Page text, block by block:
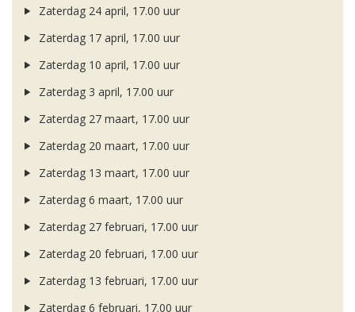
Zaterdag 24 april, 17.00 uur
Zaterdag 17 april, 17.00 uur
Zaterdag 10 april, 17.00 uur
Zaterdag 3 april, 17.00 uur
Zaterdag 27 maart, 17.00 uur
Zaterdag 20 maart, 17.00 uur
Zaterdag 13 maart, 17.00 uur
Zaterdag 6 maart, 17.00 uur
Zaterdag 27 februari, 17.00 uur
Zaterdag 20 februari, 17.00 uur
Zaterdag 13 februari, 17.00 uur
Zaterdag 6 februari, 17.00 uur